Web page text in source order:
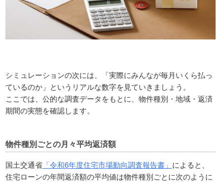
シミュレーションの次には、「実際にみんなが毎月いくら払っ
ているのか」というリアルな数字を見ていきましょう。
ここでは、公的な調査データをもとに、物件種別・地域・返済
期間の実態を確認します。
物件種別ごとの月々平均返済額
国土交通省「令和6年度住宅市場動向調査報告書」 によると、
住宅ローンの年間返済額の平均値は物件種別ごとに次のように